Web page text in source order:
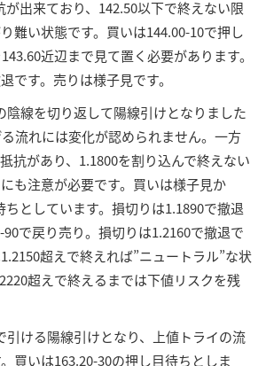
が出来ており、142.50以下で終えない限
難い状態です。買いは144.00-10で押し
近辺まで見て置く必要があります。
です。売りは様子見です。
陰線を切り返して陽線引けとなりました
流れには変化が認められません。一方
抗があり、1.1800を割り込んで終えない
も注意が必要です。買いは様子見か
ちとしています。損切りは1.1890で撤退
で戻り売り。損切りは1.2160で撤退で
超えで終えれば”ニュートラル”な状
超えで終えるまでは下値リスクを残
引ける陽線引けとなり、上値トライの流
買いは163.20-30の押し目待ちとしま